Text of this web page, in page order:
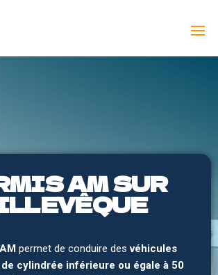
AM SUR
permet de conduire desvéhicules
cylindrée inférieure ou égale à 50